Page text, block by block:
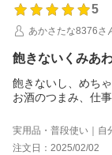
5
あかさたな8376さ
飽きないくみあ
飽きないし、めち
お酒のつまみ、仕
実用品・普段使い｜自
注文日：2025/02/02